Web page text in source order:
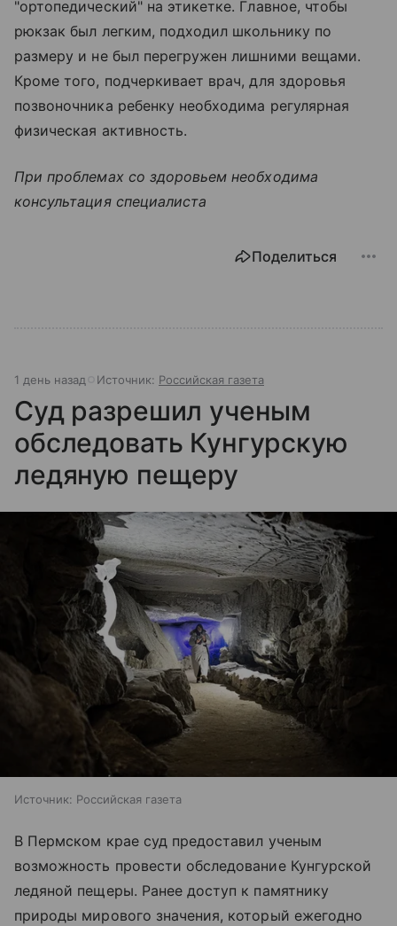
"ортопедический" на этикетке. Главное, чтобы
рюкзак был легким, подходил школьнику по
размеру и не был перегружен лишними вещами.
Кроме того, подчеркивает врач, для здоровья
позвоночника ребенку необходима регулярная
физическая активность.
При проблемах со здоровьем необходима
консультация специалиста
Поделиться
1 день назад Источник: Российская газета
Суд разрешил ученым
обследовать Кунгурскую
ледяную пещеру
Источник: Российская газета
В Пермском крае суд предоставил ученым
возможность провести обследование Кунгурской
ледяной пещеры. Ранее доступ к памятнику
природы мирового значения, который ежегодно